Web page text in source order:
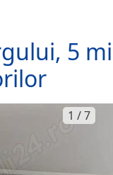
5
1 / 7